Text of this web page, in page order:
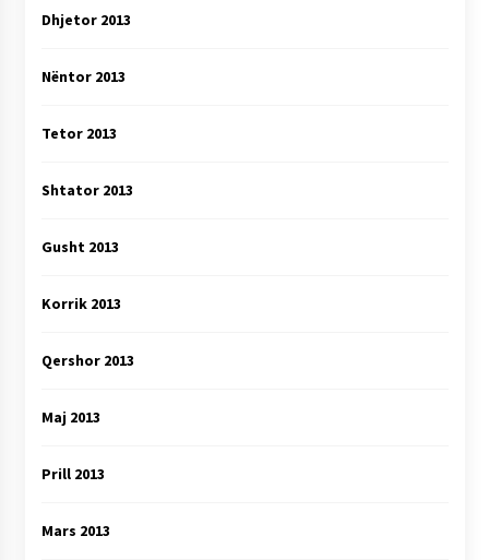
Dhjetor 2013
Nëntor 2013
Tetor 2013
Shtator 2013
Gusht 2013
Korrik 2013
Qershor 2013
Maj 2013
Prill 2013
Mars 2013